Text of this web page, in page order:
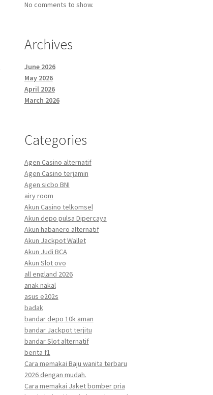
No comments to show.
Archives
June 2026
May 2026
April 2026
March 2026
Categories
Agen Casino alternatif
Agen Casino terjamin
Agen sicbo BNI
airy room
Akun Casino telkomsel
Akun depo pulsa Dipercaya
Akun habanero alternatif
Akun Jackpot Wallet
Akun Judi BCA
Akun Slot ovo
all england 2026
anak nakal
asus e202s
badak
bandar depo 10k aman
bandar Jackpot terjitu
bandar Slot alternatif
berita f1
Cara memakai Baju wanita terbaru
2026 dengan mudah.
Cara memakai Jaket bomber pria